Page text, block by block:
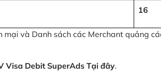
16
mại và Danh sách các Merchant quảng
Visa Debit SuperAds Tại đây.